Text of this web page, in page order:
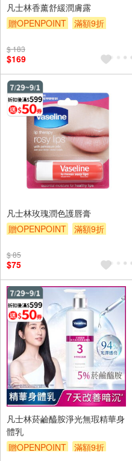
凡士林香薰舒緩潤膚露
贈OPENPOINT
滿額9折
$ 183
$169
凡士林玫瑰潤色護唇膏
贈OPENPOINT
滿額9折
$ 85
$75
凡士林菸鹼醯胺淨光無瑕精華身
體乳
贈OPENPOINT
滿額9折